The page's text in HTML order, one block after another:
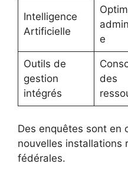
Intelligence
Artificielle
e
Outils de
gestion
intégrés
des
Des enquêtes sont en
nouvelles installations
fédérales.